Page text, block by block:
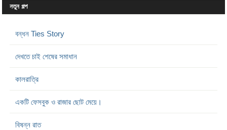
নতুন গল্প
বন্ধন Ties Story
দেখতে চাই শেষের সমাধান
কালরাত্রি
একটি ফেসবুক ও রাজার ছোট মেয়ে।
বিষন্ন রাত